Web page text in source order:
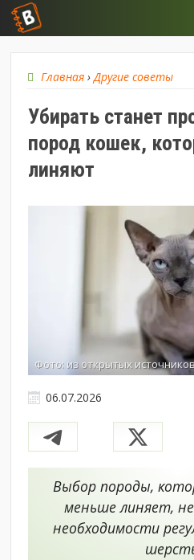
Главная ›Другие советы
Убирать станет
пород кошек,
линяют
Фото: из открытых
06.07.2026
Выбор породы,
меньше линяет,
необходимости